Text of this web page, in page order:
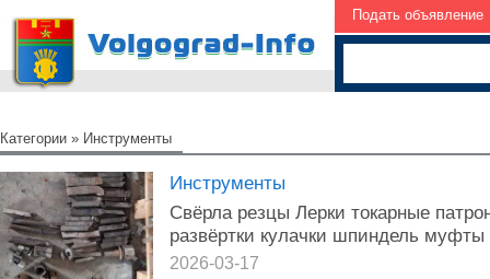
Подать объявление
Категории » Инструменты
Инструменты
Свёрла резцы Лерки токарные
развёртки кулачки шпиндель муфты
2026-03-17